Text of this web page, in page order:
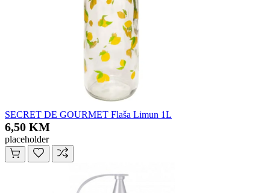
SECRET DE GOURMET Flaša Limun 1L
6,50 KM
placeholder